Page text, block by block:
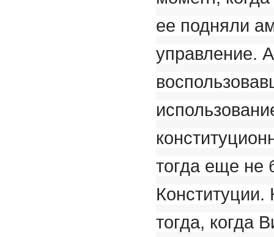
ее подняли
управление.
тогда еще не
тогда, когда